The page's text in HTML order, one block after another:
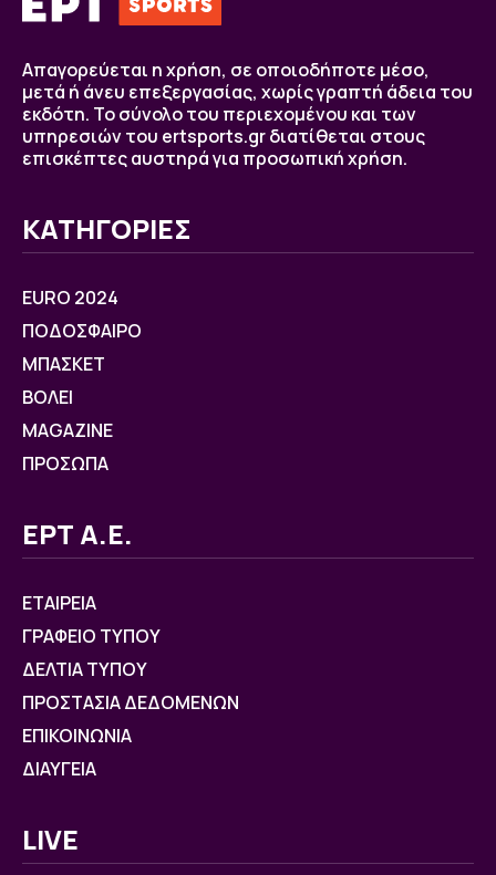
Απαγορεύεται η χρήση, σε οποιοδήποτε μέσο,
μετά ή άνευ επεξεργασίας, χωρίς γραπτή άδεια του
εκδότη. Το σύνολο του περιεχομένου και των
υπηρεσιών του ertsports.gr διατίθεται στους
επισκέπτες αυστηρά για προσωπική χρήση.
ΚΑΤΗΓΟΡΙΕΣ
EURO 2024
ΠΟΔΟΣΦΑΙΡΟ
ΜΠΑΣΚΕΤ
ΒOΛΕΙ
MAGAZINE
ΠΡΟΣΩΠΑ
ΕΡΤ Α.Ε.
ΕΤΑΙΡΕΙΑ
ΓΡΑΦΕΙΟ ΤΥΠΟΥ
ΔΕΛΤΙΑ ΤΥΠΟΥ
ΠΡΟΣΤΑΣΙΑ ΔΕΔΟΜΕΝΩΝ
ΕΠΙΚΟΙΝΩΝΙΑ
ΔΙΑΥΓΕΙΑ
LIVE